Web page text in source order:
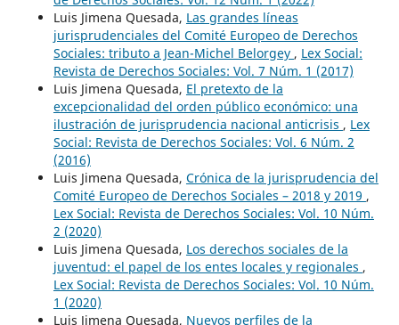
Luis Jimena Quesada, Las grandes líneas
jurisprudenciales del Comité Europeo de Derechos
Sociales: tributo a Jean-Michel Belorgey , Lex Social:
Revista de Derechos Sociales: Vol. 7 Núm. 1 (2017)
Luis Jimena Quesada, El pretexto de la
excepcionalidad del orden público económico: una
ilustración de jurisprudencia nacional anticrisis , Lex
Social: Revista de Derechos Sociales: Vol. 6 Núm. 2
(2016)
Luis Jimena Quesada, Crónica de la jurisprudencia del
Comité Europeo de Derechos Sociales – 2018 y 2019 ,
Lex Social: Revista de Derechos Sociales: Vol. 10 Núm.
2 (2020)
Luis Jimena Quesada, Los derechos sociales de la
juventud: el papel de los entes locales y regionales ,
Lex Social: Revista de Derechos Sociales: Vol. 10 Núm.
1 (2020)
Luis Jimena Quesada, Nuevos perfiles de la